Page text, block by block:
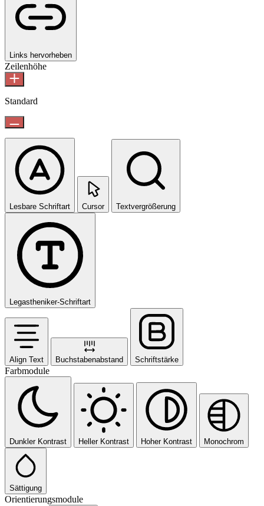
Links hervorheben
Zeilenhöhe
Standard
Lesbare Schriftart Cursor Textvergrößerung
Legastheniker-Schriftart
Align Text Buchstabenabstand Schriftstärke
Farbmodule
Dunkler Kontrast Heller Kontrast Hoher Kontrast Monochrom
Sättigung
Orientierungsmodule